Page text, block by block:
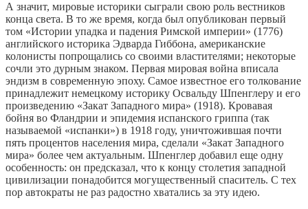
А значит, мировые историки сыграли свою роль вестников
конца света. В то же время, когда был опубликован первый
том «Истории упадка и падения Римской империи» (1776)
английского историка Эдварда Гиббона, американские
колонисты попрощались со своими властителями; некоторые
сочли это дурным знаком. Первая мировая война вписала
эндизм в современную эпоху. Самое известное его толкование
принадлежит немецкому историку Освальду Шпенглеру и его
произведению «Закат Западного мира» (1918). Кровавая
бойня во Фландрии и эпидемия испанского гриппа (так
называемой «испанки») в 1918 году, уничтожившая почти
пять процентов населения мира, сделали «Закат Западного
мира» более чем актуальным. Шпенглер добавил еще одну
особенность: он предсказал, что к концу столетия западной
цивилизации понадобится могущественный спаситель. С тех
пор автократы не раз радостно хватались за эту идею.